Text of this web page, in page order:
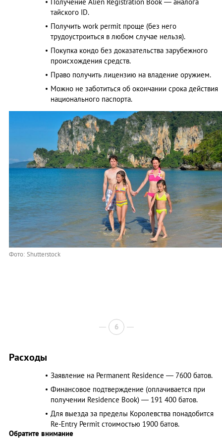
Получение Аlien Registration Book — аналога
тайского ID.
Получить work permit проще (без него
трудоустроиться в любом случае нельзя).
Покупка кондо без доказательства зарубежного
происхождения средств.
Право получить лицензию на владение оружием.
Можно не заботиться об окончании срока действия
национального паспорта.
Фото: Shutterstock
6
Расходы
Заявление на Permanent Residence — 7600 батов.
Финансовое подтверждение (оплачивается при
получении Residence Book) — 191 400 батов.
Для выезда за пределы Королевства понадобится
Re-Entry Permit стоимостью 1900 батов.
Обратите внимание